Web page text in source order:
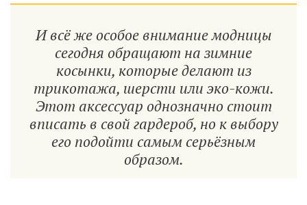
И всё же особое внимание модницы
сегодня обращают на зимние
косынки, которые делают из
трикотажа, шерсти или эко-кожи.
Этот аксессуар однозначно стоит
вписать в свой гардероб, но к выбору
его подойти самым серьёзным
образом.